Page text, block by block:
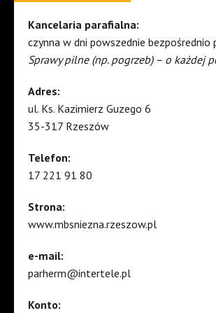
Kancelaria parafialna:
czynna w dni powszednie bezpośrednio
Sprawy pilne (np. pogrzeb) – o każdej
Adres:
ul. Ks. Kazimierz Guzego 6
35-317 Rzeszów
Telefon:
17 221 91 80
Strona:
www.mbsniezna.rzeszow.pl
e-mail:
parherm@intertele.pl
Konto: